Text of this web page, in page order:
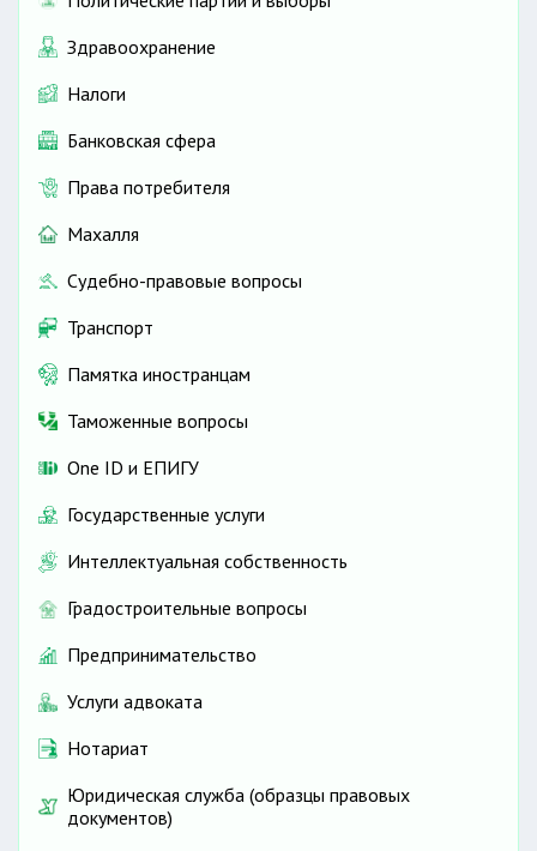
Здравоохранение
Налоги
Банковская сфера
Права потребителя
Махалля
Судебно-правовые вопросы
Транспорт
Памятка иностранцам
Таможенные вопросы
One ID и ЕПИГУ
Государственные услуги
Интеллектуальная собственность
Градостроительные вопросы
Предпринимательство
Услуги адвоката
Нотариат
Юридическая служба (образцы правовых
документов)